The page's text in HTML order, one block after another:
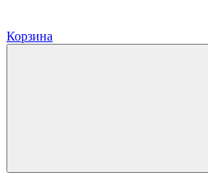
Корзина